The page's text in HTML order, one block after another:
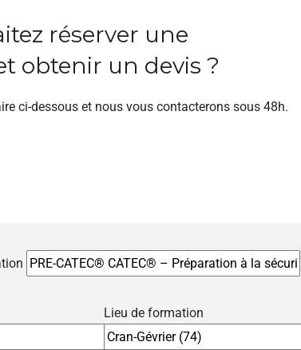
réserver une
obtenir un devis ?
ci-dessous et nous vous contacterons sous 48h.
Lieu de formation